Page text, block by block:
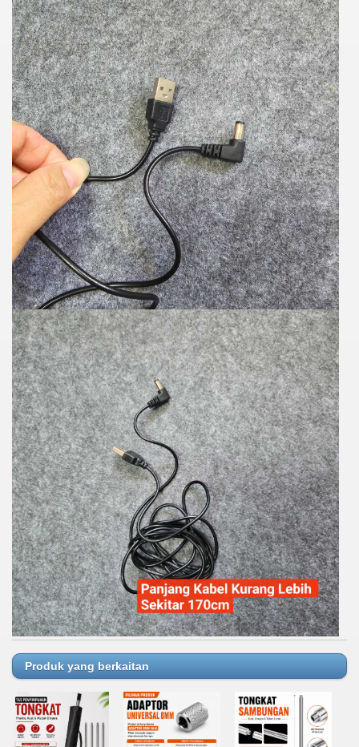
Produk yang berkaitan